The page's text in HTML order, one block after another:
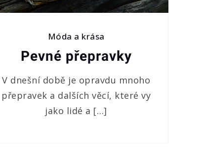
Móda a krása
Pevné přepravky
V dnešní době je opravdu mnoho
přepravek a dalších věcí, které vy
jako lidé a […]